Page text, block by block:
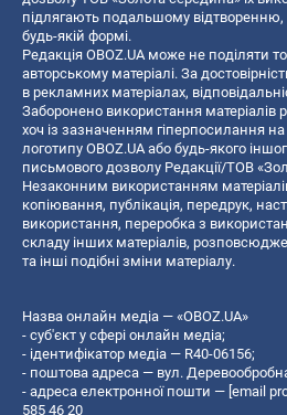
підлягають подальшому
будь-якій формі.
Редакція OBOZ.UA може не поділяти
авторському матеріалі. За
в рекламних матеріалах,
Заборонено використання матеріалів
хоч із зазначенням гіперпосилання на
логотипу OBOZ.UA або будь-якого
письмового дозволу Редакції/ТОВ
Незаконним використанням
копiювання, публiкацiя, передрук,
використання, переробка з
складу інших матеріалів,
та інші подібні зміни матеріалу.
Назва онлайн медіа — «OBOZ.UA»
- суб'єкт у сфері онлайн медіа;
- ідентифікатор медіа — R40-06156;
- поштова адреса — вул.
- адреса електронної пошти — [email
585 46 20